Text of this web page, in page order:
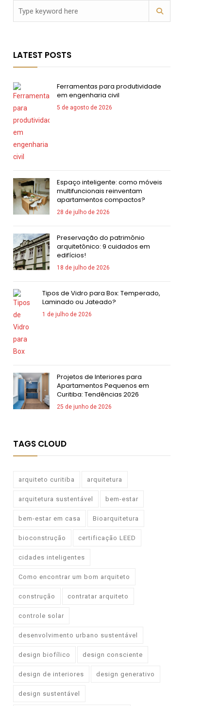
LATEST POSTS
Ferramentas para produtividade
em engenharia civil
5 de agosto de 2026
Espaço inteligente: como móveis
multifuncionais reinventam
apartamentos compactos?
28 de julho de 2026
Preservação do patrimônio
arquitetônico: 9 cuidados em
edifícios!
18 de julho de 2026
Tipos de Vidro para Box: Temperado,
Laminado ou Jateado?
1 de julho de 2026
Projetos de Interiores para
Apartamentos Pequenos em
Curitiba: Tendências 2026
25 de junho de 2026
TAGS CLOUD
arquiteto curitiba arquitetura
arquitetura sustentável bem-estar
bem-estar em casa Bioarquitetura
bioconstrução certificação LEED
cidades inteligentes
Como encontrar um bom arquiteto
construção contratar arquiteto
controle solar
desenvolvimento urbano sustentável
design biofílico design consciente
design de interiores design generativo
design sustentável